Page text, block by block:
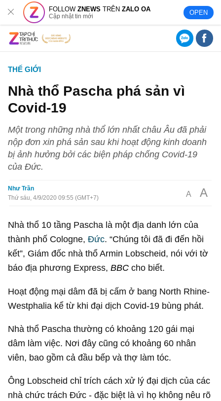
FOLLOWZNEWS TRÊNZALO OA
Cập nhật tin mới OPEN
THẾ GIỚI
Nhà thổ Pascha phá sản vì
Covid-19
Một trong những nhà thổ lớn nhất châu Âu đã phải
nộp đơn xin phá sản sau khi hoạt động kinh doanh
bị ảnh hưởng bởi các biện pháp chống Covid-19
của Đức.
Như Trần
Thứ sáu, 4/9/2020 09:55 (GMT+7)
A A
Nhà thổ 10 tầng Pascha là một địa danh lớn của
thành phố Cologne,Đức. “Chúng tôi đã đi đến hồi
kết”, Giám đốc nhà thổ Armin Lobscheid, nói với tờ
báo địa phương Express,BBC cho biết.
Hoạt động mại dâm đã bị cấm ở bang North Rhine-
Westphalia kể từ khi đại dịch Covid-19 bùng phát.
Nhà thổ Pascha thường có khoảng 120 gái mại
dâm làm việc. Nơi đây cũng có khoảng 60 nhân
viên, bao gồm cả đầu bếp và thợ làm tóc.
Ông Lobscheid chỉ trích cách xử lý đại dịch của các
nhà chức trách Đức - đặc biệt là vì họ không nêu rõ